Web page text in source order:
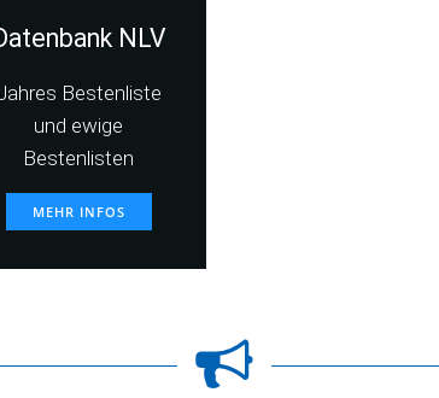
NLV
Bestenliste
und ewige
Bestenlisten
MEHR INFOS